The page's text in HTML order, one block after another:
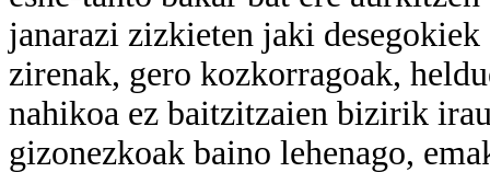
janarazi zizkieten jaki
zirenak, gero kozkorragoak,
nahikoa ez baitzitzaien bizirik
gizonezkoak baino lehenago,